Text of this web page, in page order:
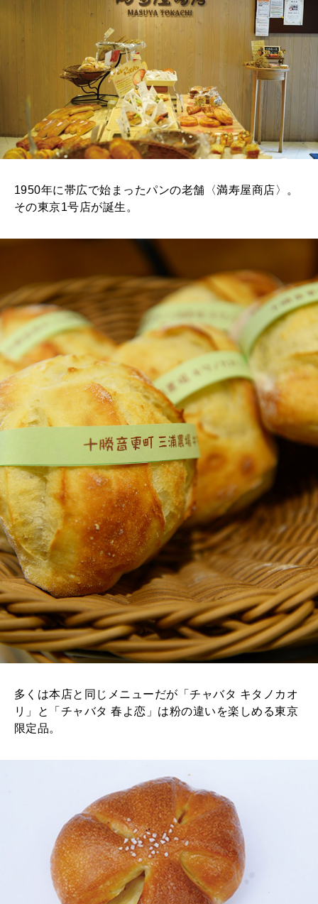
1950年に帯広で始まったパンの老舗〈満寿屋商店〉。
その東京1号店が誕生。
多くは本店と同じメニューだが「チャバタ キタノカオ
リ」と「チャバタ 春よ恋」は粉の違いを楽しめる東京
限定品。